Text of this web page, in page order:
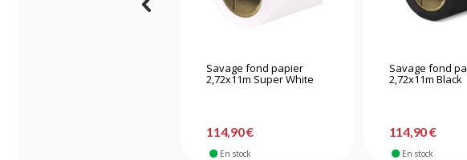
Savage fond papier
2,72x11m Super White
114,90 €
En stock
Savage fond
2,72x11m Black
114,90 €
En stock